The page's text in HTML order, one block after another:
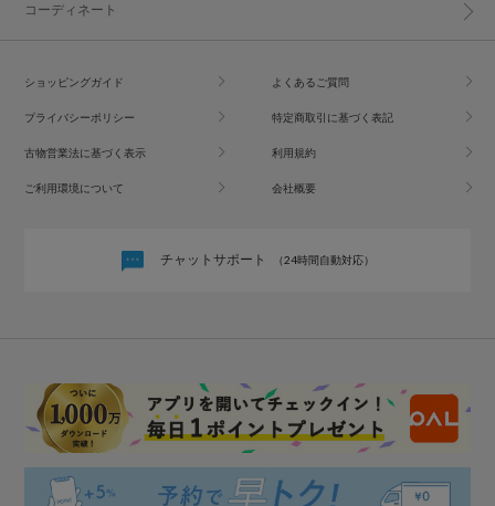
コーディネート
ショッピングガイド よくあるご質問
プライバシーポリシー 特定商取引に基づく表記
古物営業法に基づく表示 利用規約
ご利用環境について 会社概要
チャットサポート （24時間自動対応）